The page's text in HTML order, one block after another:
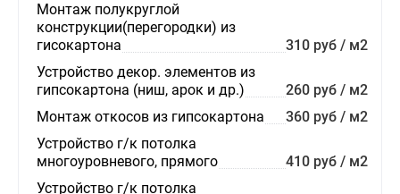
Монтаж полукруглой
конструкции(перегородки) из
гисокартона
310 руб / м2
Устройство декор. элементов из
гипсокартона (ниш, арок и др.)
260 руб / м2
Монтаж откосов из гипсокартона
360 руб / м2
Устройство г/к потолка
многоуровневого, прямого
410 руб / м2
Устройство г/к потолка